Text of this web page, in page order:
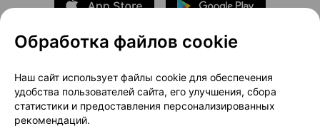
О проекте
Новости проекта
Размещение рекламы
Медицинский маркетинг
Публичный договор
Доставка
Обработка файлов cookie
Наш сайт использует файлы cookie для обеспечения
удобства пользователей сайта, его улучшения, сбора
статистики и предоставления персонализированных
рекомендаций.